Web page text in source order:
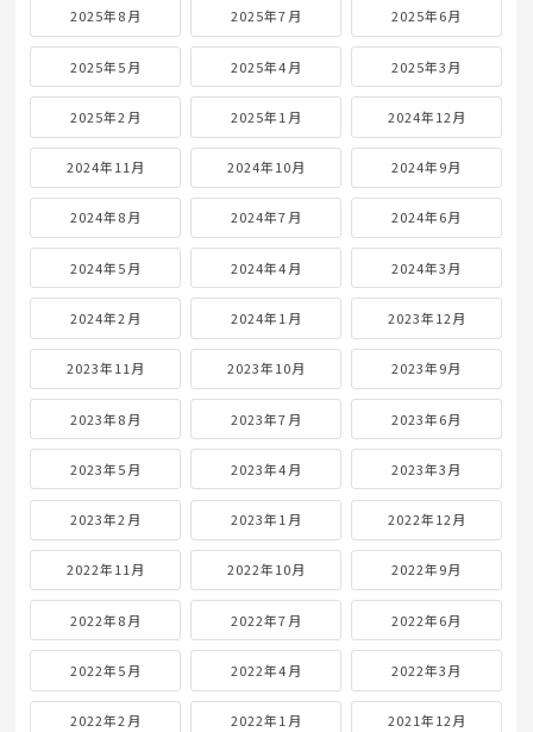
2025年8月 2025年7月 2025年6月
2025年5月 2025年4月 2025年3月
2025年2月 2025年1月 2024年12月
2024年11月 2024年10月 2024年9月
2024年8月 2024年7月 2024年6月
2024年5月 2024年4月 2024年3月
2024年2月 2024年1月 2023年12月
2023年11月 2023年10月 2023年9月
2023年8月 2023年7月 2023年6月
2023年5月 2023年4月 2023年3月
2023年2月 2023年1月 2022年12月
2022年11月 2022年10月 2022年9月
2022年8月 2022年7月 2022年6月
2022年5月 2022年4月 2022年3月
2022年2月 2022年1月 2021年12月